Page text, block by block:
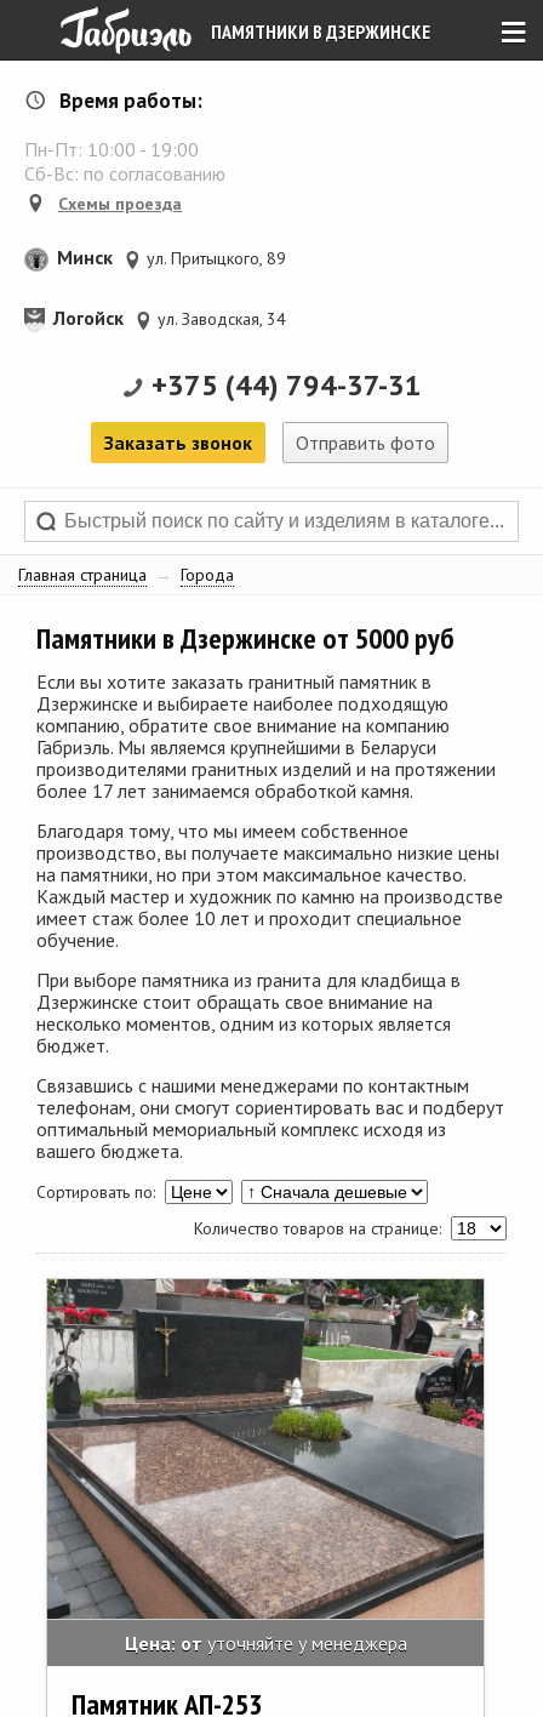
≡
ПАМЯТНИКИ В ДЗЕРЖИНСКЕ
Время работы:
Пн-Пт: 10:00 - 19:00
Сб-Вс: по согласованию
Схемы проезда
Минск ул. Притыцкого, 89
Логойск ул. Заводская, 34
+375 (44) 794-37-31
Заказать звонок Отправить фото
Главная страница → Города
Памятники в Дзержинске от 5000 руб
Если вы хотите заказать гранитный памятник в
Дзержинске и выбираете наиболее подходящую
компанию, обратите свое внимание на компанию
Габриэль. Мы являемся крупнейшими в Беларуси
производителями гранитных изделий и на протяжении
более 17 лет занимаемся обработкой камня.
Благодаря тому, что мы имеем собственное
производство, вы получаете максимально низкие цены
на памятники, но при этом максимальное качество.
Каждый мастер и художник по камню на производстве
имеет стаж более 10 лет и проходит специальное
обучение.
При выборе памятника из гранита для кладбища в
Дзержинске стоит обращать свое внимание на
несколько моментов, одним из которых является
бюджет.
Связавшись с нашими менеджерами по контактным
телефонам, они смогут сориентировать вас и подберут
оптимальный мемориальный комплекс исходя из
вашего бюджета.
Сортировать по:
Количество товаров на странице:
Цена: от уточняйте у менеджера
Памятник АП-253